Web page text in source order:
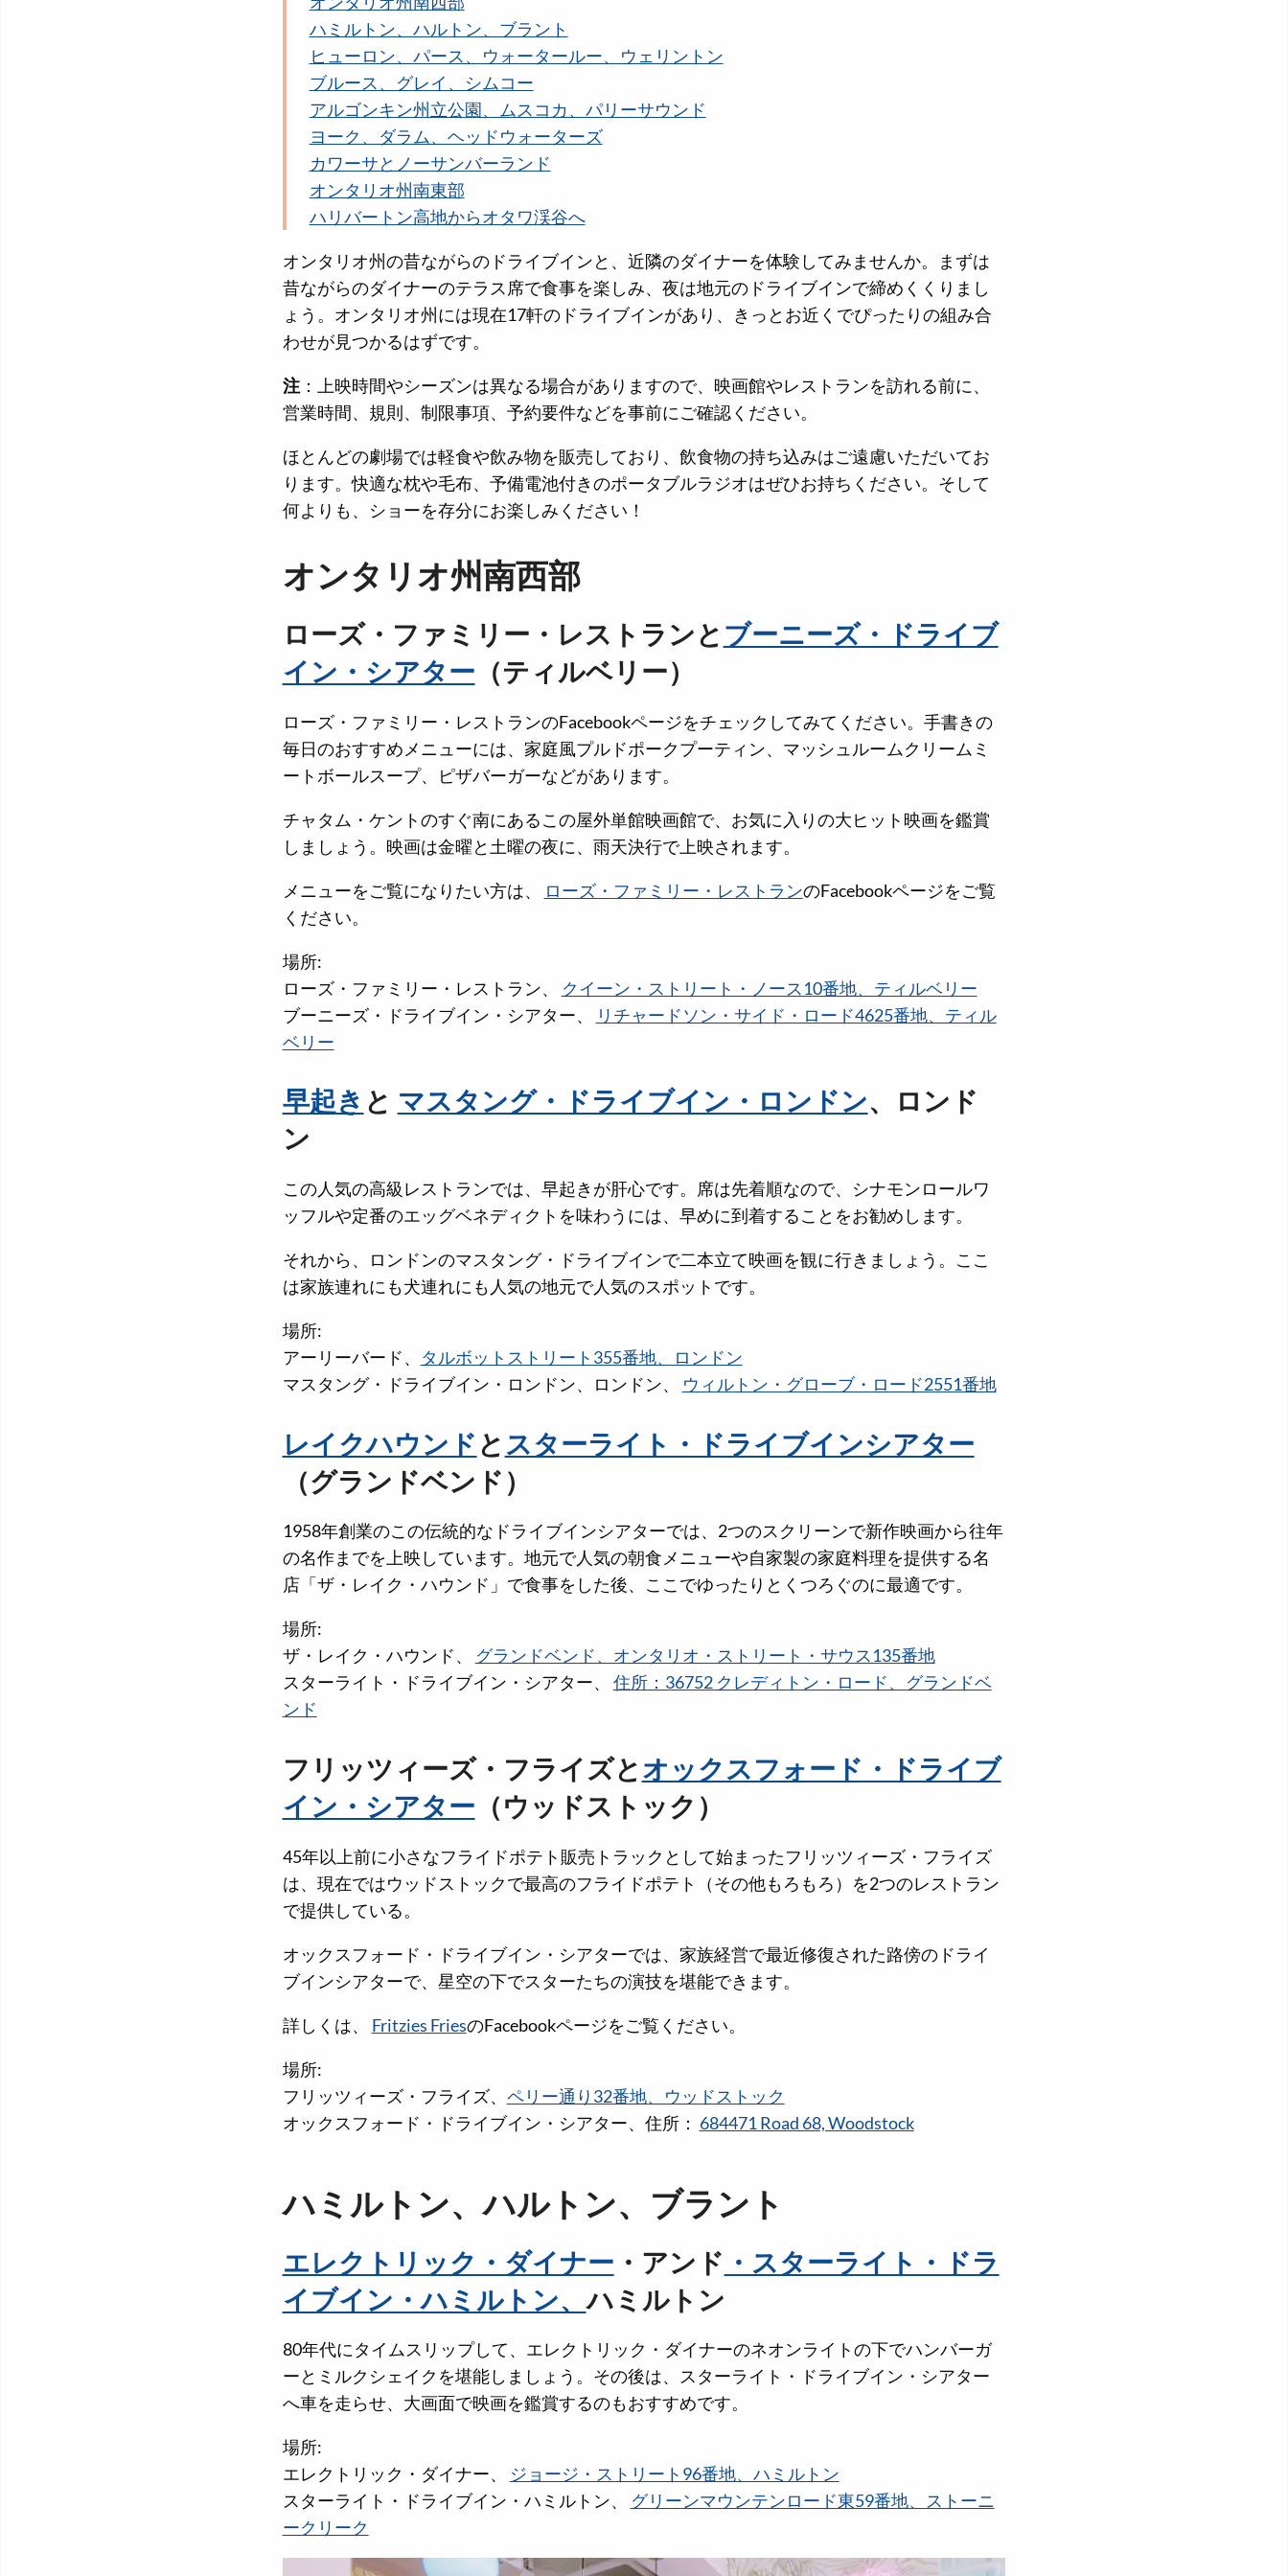
ハミルトン、ハルトン、ブラント
ヒューロン、パース、ウォータールー、ウェリントン
ブルース、グレイ、シムコー
アルゴンキン州立公園、ムスコカ、パリーサウンド
ヨーク、ダラム、ヘッドウォーターズ
カワーサとノーサンバーランド
オンタリオ州南東部
ハリバートン高地からオタワ渓谷へ
オンタリオ州の昔ながらのドライブインと、近隣のダイナーを体験してみませんか。まずは
昔ながらのダイナーのテラス席で食事を楽しみ、夜は地元のドライブインで締めくくりまし
ょう。オンタリオ州には現在17軒のドライブインがあり、きっとお近くでぴったりの組み合
わせが見つかるはずです。
注：上映時間やシーズンは異なる場合がありますので、映画館やレストランを訪れる前に、
営業時間、規則、制限事項、予約要件などを事前にご確認ください。
ほとんどの劇場では軽食や飲み物を販売しており、飲食物の持ち込みはご遠慮いただいてお
ります。快適な枕や毛布、予備電池付きのポータブルラジオはぜひお持ちください。そして
何よりも、ショーを存分にお楽しみください！
オンタリオ州南西部
ローズ・ファミリー・レストランとブーニーズ・ドライブ
イン・シアター（ティルベリー）
ローズ・ファミリー・レストランのFacebookページをチェックしてみてください。手書きの
毎日のおすすめメニューには、家庭風プルドポークプーティン、マッシュルームクリームミ
ートボールスープ、ピザバーガーなどがあります。
チャタム・ケントのすぐ南にあるこの屋外単館映画館で、お気に入りの大ヒット映画を鑑賞
しましょう。映画は金曜と土曜の夜に、雨天決行で上映されます。
メニューをご覧になりたい方は、 ローズ・ファミリー・レストランのFacebookページをご覧
ください。
場所:
ローズ・ファミリー・レストラン、
クイーン・ストリート・ノース10番地、ティルベリー
ブーニーズ・ドライブイン・シアター、
リチャードソン・サイド・ロード4625番地、ティル
ベリー
早起きと マスタング・ドライブイン・ロンドン、ロンド
ン
この人気の高級レストランでは、早起きが肝心です。席は先着順なので、シナモンロールワ
ッフルや定番のエッグベネディクトを味わうには、早めに到着することをお勧めします。
それから、ロンドンのマスタング・ドライブインで二本立て映画を観に行きましょう。ここ
は家族連れにも犬連れにも人気の地元で人気のスポットです。
場所:
アーリーバード、
タルボットストリート355番地、ロンドン
マスタング・ドライブイン・ロンドン、ロンドン、
ウィルトン・グローブ・ロード2551番地
レイクハウンドとスターライト・ドライブインシアター
（グランドベンド）
1958年創業のこの伝統的なドライブインシアターでは、2つのスクリーンで新作映画から往年
の名作までを上映しています。地元で人気の朝食メニューや自家製の家庭料理を提供する名
店「ザ・レイク・ハウンド」で食事をした後、ここでゆったりとくつろぐのに最適です。
場所:
ザ・レイク・ハウンド、
グランドベンド、オンタリオ・ストリート・サウス135番地
スターライト・ドライブイン・シアター、 住所：36752 クレディトン・ロード、グランドベ
ンド
フリッツィーズ・フライズとオックスフォード・ドライブ
イン・シアター（ウッドストック）
45年以上前に小さなフライドポテト販売トラックとして始まったフリッツィーズ・フライズ
は、現在ではウッドストックで最高のフライドポテト（その他もろもろ）を2つのレストラン
で提供している。
オックスフォード・ドライブイン・シアターでは、家族経営で最近修復された路傍のドライ
ブインシアターで、星空の下でスターたちの演技を堪能できます。
詳しくは、 Fritzies FriesのFacebookページをご覧ください。
場所:
フリッツィーズ・フライズ、 ペリー通り32番地、ウッドストック
オックスフォード・ドライブイン・シアター、住所： 684471 Road 68, Woodstock
ハミルトン、ハルトン、ブラント
エレクトリック・ダイナー・アンド・スターライト・ドラ
イブイン・ハミルトン、ハミルトン
80年代にタイムスリップして、エレクトリック・ダイナーのネオンライトの下でハンバーガ
ーとミルクシェイクを堪能しましょう。その後は、スターライト・ドライブイン・シアター
へ車を走らせ、大画面で映画を鑑賞するのもおすすめです。
場所:
エレクトリック・ダイナー、
ジョージ・ストリート96番地、ハミルトン
スターライト・ドライブイン・ハミルトン、
グリーンマウンテンロード東59番地、ストーニ
ークリーク